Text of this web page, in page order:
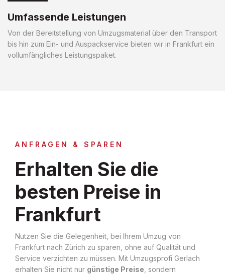
Umfassende Leistungen
Von der Bereitstellung von Umzugsmaterial über den Transport
bis hin zum Ein- und Auspackservice bieten wir in Frankfurt ein
vollumfängliches Leistungspaket.
ANFRAGEN & SPAREN
Erhalten Sie die
besten Preise in
Frankfurt
Nutzen Sie die Gelegenheit, bei Ihrem Umzug von
Frankfurt nach Zürich zu sparen, ohne auf Qualität und
Service verzichten zu müssen. Mit Umzugsprofi Gerlach
erhalten Sie nicht nur günstige Preise , sondern